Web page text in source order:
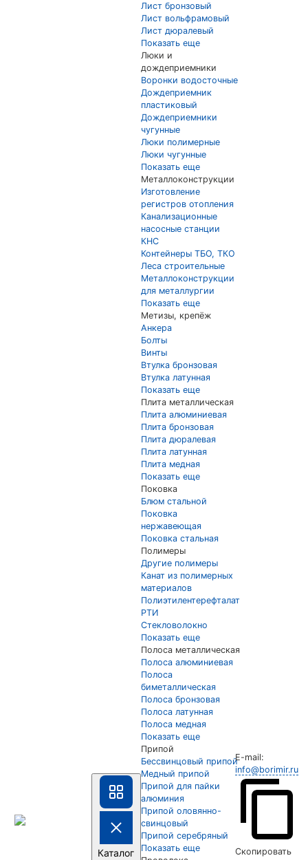
Каталог
Лист бронзовый
Лист вольфрамовый
Лист дюралевый
Показать еще
Люки и
дождеприемники
Воронки водосточные
Дождеприемник
пластиковый
Дождеприемники
чугунные
Люки полимерные
Люки чугунные
Показать еще
Металлоконструкции
Изготовление
регистров отопления
Канализационные
насосные станции
КНС
Контейнеры ТБО, ТКО
Леса строительные
Металлоконструкции
для металлургии
Показать еще
Метизы, крепёж
Анкера
Болты
Винты
Втулка бронзовая
Втулка латунная
Показать еще
Плита металлическая
Плита алюминиевая
Плита бронзовая
Плита дюралевая
Плита латунная
Плита медная
Показать еще
Поковка
Блюм стальной
Поковка
нержавеющая
Поковка стальная
Полимеры
Другие полимеры
Канат из полимерных
материалов
Полиэтилентерефталат
РТИ
Стекловолокно
Показать еще
Полоса металлическая
Полоса алюминиевая
Полоса
биметаллическая
Полоса бронзовая
Полоса латунная
Полоса медная
Показать еще
Припой
Бессвинцовый припой
Медный припой
Припой для пайки
алюминия
Припой оловянно-
свинцовый
Припой серебряный
Показать еще
E-mail:
info@borimir.ru
Скопировать